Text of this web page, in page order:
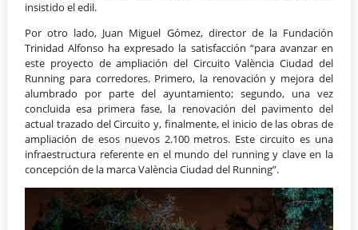
insistido el edil.
Por otro lado, Juan Miguel Gómez, director de la Fundación
Trinidad Alfonso ha expresado la satisfacción “para avanzar en
este proyecto de ampliación del Circuito València Ciudad del
Running para corredores. Primero, la renovación y mejora del
alumbrado por parte del ayuntamiento; segundo, una vez
concluida esa primera fase, la renovación del pavimento del
actual trazado del Circuito y, finalmente, el inicio de las obras de
ampliación de esos nuevos 2.100 metros. Este circuito es una
infraestructura referente en el mundo del running y clave en la
concepción de la marca València Ciudad del Running”.